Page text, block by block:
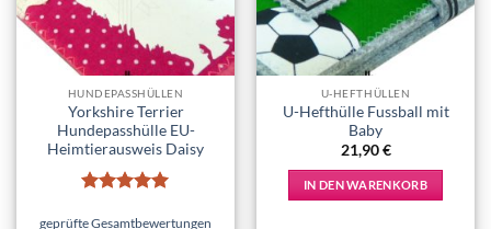
der
Produktseite
gewählt
werden
HUNDEPASSHÜLLEN
Yorkshire Terrier
Hundepasshülle EU-
Heimtierausweis Daisy
mit5von
geprüfte Gesamtbewertungen
U-HEFTHÜLLEN
U-Hefthülle Fussball mit
Baby
21,90€
IN DEN WARENKORB